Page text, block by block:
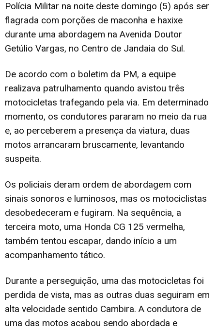
Polícia Militar na noite deste domingo (5) após ser
flagrada com porções de maconha e haxixe
durante uma abordagem na Avenida Doutor
Getúlio Vargas, no Centro de Jandaia do Sul.
De acordo com o boletim da PM, a equipe
realizava patrulhamento quando avistou três
motocicletas trafegando pela via. Em determinado
momento, os condutores pararam no meio da rua
e, ao perceberem a presença da viatura, duas
motos arrancaram bruscamente, levantando
suspeita.
Os policiais deram ordem de abordagem com
sinais sonoros e luminosos, mas os motociclistas
desobedeceram e fugiram. Na sequência, a
terceira moto, uma Honda CG 125 vermelha,
também tentou escapar, dando início a um
acompanhamento tático.
Durante a perseguição, uma das motocicletas foi
perdida de vista, mas as outras duas seguiram em
alta velocidade sentido Cambira. A condutora de
uma das motos acabou sendo abordada e